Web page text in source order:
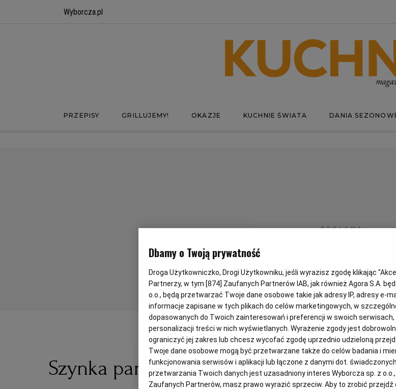
Wyborcza.pl
PRZEPISY GRILLUJEMY! OKAZJE KUCHNIE ŚWIATA DANIA
Szynka parmeńska - wyrafinowany
Dbamy o Twoją prywatność
Droga Użytkowniczko, Drogi Użytkowniku, jeśli wyrazisz zgodę klikając
Partnerzy, w tym [874] Zaufanych Partnerów IAB, jak również Agora S.A.
o.o., będą przetwarzać Twoje dane osobowe takie jak adresy IP, adresy e-
informacje zapisane w tych plikach do celów marketingowych, w
dopasowanych do Twoich zainteresowań i preferencji w swoich serwisach,
personalizacji treści w nich wyświetlanych. Wyrażenie zgody jest
ograniczyć jej zakres lub chcesz wycofać zgodę uprzednio udzieloną
Twoje dane osobowe mogą być przetwarzane także do celów badania i
funkcjonowania serwisów i aplikacji lub łączone z danymi dot.
przetwarzania Twoich danych jest uzasadniony interes Wyborcza sp. z o.o.,
Zaufanych Partnerów, masz prawo wyrazić sprzeciw. Aby to zrobić przejdź